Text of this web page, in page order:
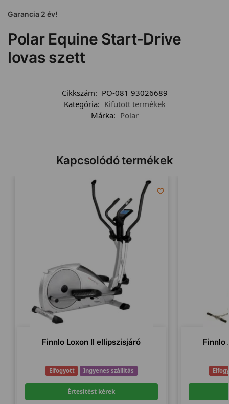
Garancia 2 év!
Polar Equine Start-Drive
lovas szett
Cikkszám: PO-081 93026689
Kategória: Kifutott termékek
Márka: Polar
Kapcsolódó termékek
Finnlo Loxon II ellipszisjáró
Elfogyott Ingyenes szállítás
Értesítést kérek
Finnlo